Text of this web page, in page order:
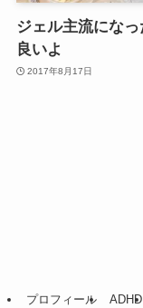
ジェル主流にな
良いよ
2017年8月17日
プロフィール ADHD